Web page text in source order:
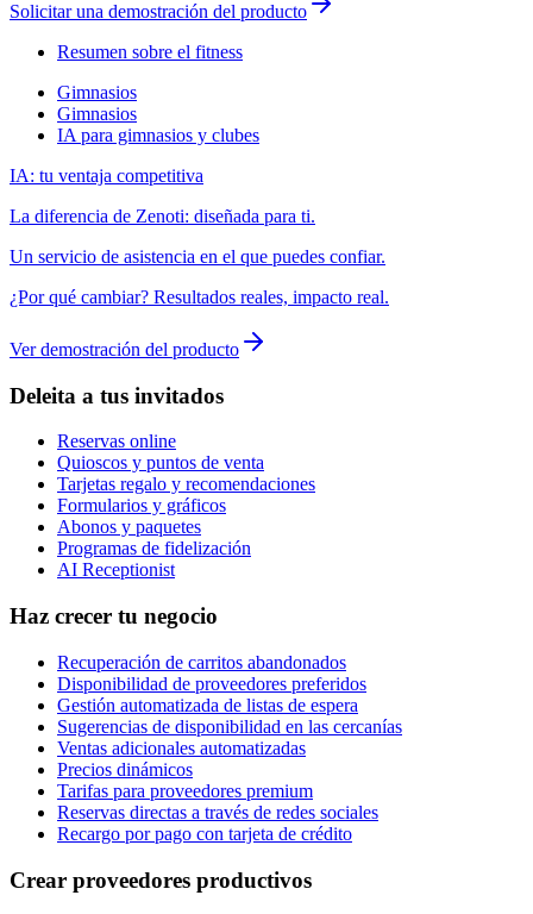
Solicitar una demostración del producto
Resumen sobre el fitness
Gimnasios
Gimnasios
IA para gimnasios y clubes
IA: tu ventaja competitiva
La diferencia de Zenoti: diseñada para ti.
Un servicio de asistencia en el que puedes confiar.
¿Por qué cambiar? Resultados reales, impacto real.
Ver demostración del producto
Deleita a tus invitados
Reservas online
Quioscos y puntos de venta
Tarjetas regalo y recomendaciones
Formularios y gráficos
Abonos y paquetes
Programas de fidelización
AI Receptionist
Haz crecer tu negocio
Recuperación de carritos abandonados
Disponibilidad de proveedores preferidos
Gestión automatizada de listas de espera
Sugerencias de disponibilidad en las cercanías
Ventas adicionales automatizadas
Precios dinámicos
Tarifas para proveedores premium
Reservas directas a través de redes sociales
Recargo por pago con tarjeta de crédito
Crear proveedores productivos